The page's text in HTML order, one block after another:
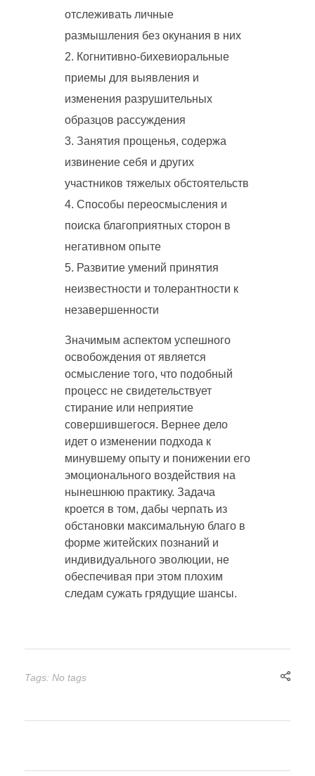
отслеживать личные
размышления без окунания в них
Когнитивно-бихевиоральные
приемы для выявления и
изменения разрушительных
образцов рассуждения
Занятия прощенья, содержа
извинение себя и других
участников тяжелых обстоятельств
Способы переосмысления и
поиска благоприятных сторон в
негативном опыте
Развитие умений принятия
неизвестности и толерантности к
незавершенности
Значимым аспектом успешного
освобождения от является
осмысление того, что подобный
процесс не свидетельствует
стирание или неприятие
совершившегося. Вернее дело
идет о изменении подхода к
минувшему опыту и понижении его
эмоционального воздействия на
нынешнюю практику. Задача
кроется в том, дабы черпать из
обстановки максимальную благо в
форме житейских познаний и
индивидуального эволюции, не
обеспечивая при этом плохим
следам сужать грядущие шансы.
Tags: No tags